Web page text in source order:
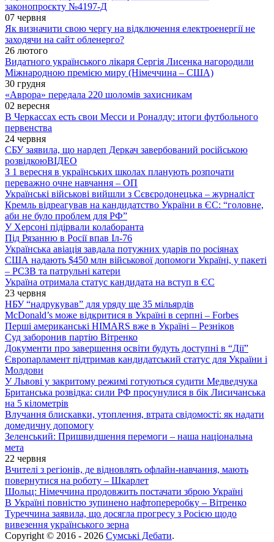
законопроєкту №4197-Д
07 червня
Як визначити свою чергу на відключення електроенергії не
заходячи на сайт обленерго?
26 лютого
Видатного українського лікаря Сергія Лисенка нагородили
Міжнародною премією миру (Німеччина – США)
30 грудня
«Аврора» передала 220 шоломів захисникам
02 вересня
В Черкассах есть свои Месси и Роналду: итоги футбольного
первенства
24 червня
СБУ заявила, що нардеп Деркач завербований російською
розвідкоюВІДЕО
З 1 вересня в українських школах планують розпочати
переважно очне навчання – ОП
Українські військові вийшли з Сєвєродонецька – журналіст
Кремль відреагував на кандидатство України в ЄС: “головне,
аби не було проблем для РФ”
У Херсоні підірвали колаборанта
Під Рязанню в Росії впав Іл-76
Українська авіація завдала потужних ударів по росіянах
США надають $450 млн військової допомоги Україні, у пакеті
– РСЗВ та патрульні катери
Україна отримала статус кандидата на вступ в ЄС
23 червня
НБУ “надрукував” для уряду ще 35 мільярдів
McDonald’s може відкритися в Україні в серпні – Forbes
Перші американські HIMARS вже в Україні – Резніков
Суд заборонив партію Вітренко
Документи про завершення освіти будуть доступні в “Дії”
Європарламент підтримав кандидатський статус для України і
Молдови
У Львові у закритому режимі готуються судити Медведчука
Британська розвідка: сили РФ просунулися в бік Лисичанська
на 5 кілометрів
Влучання блискавки, утоплення, втрата свідомості: як надати
домедичну допомогу
Зеленський: Пришвидшення перемоги – наша національна
мета
22 червня
Вчителі з регіонів, де відновлять офлайн-навчання, мають
повернутися на роботу – Шкарлет
Шольц: Німеччина продовжить постачати зброю Україні
В Україні повністю зупинено нафтопереробку – Вітренко
Туреччина заявила, що досягла прогресу з Росією щодо
вивезення українського зерна
Copyright © 2016 - 2026 Сумські Дебати.